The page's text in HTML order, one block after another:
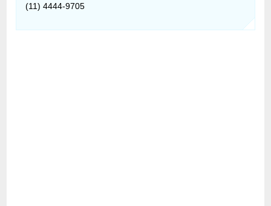
(11) 4444-9705